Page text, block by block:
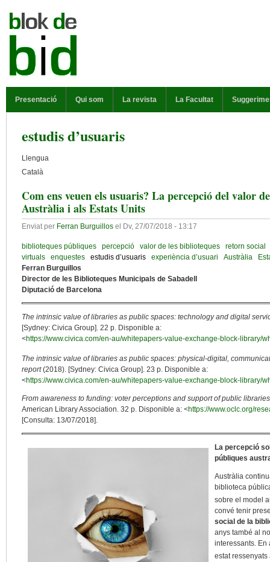
Presentació Qui som La revista La Facultat
estudis d’usuaris
Llengua
Català
Com ens veuen els usuaris? La percepció del valor
Austràlia i als Estats Units
Enviat per Ferran Burguillos el Dv, 27/07/2018 - 13:17
biblioteques públiques percepció valor de les biblioteques
retorn social
virtuals
enquestes estudis d’usuaris experiència d’usuari Austràlia
Ferran Burguillos
Director de les Biblioteques Municipals de Sabadell
Diputació de Barcelona
The intrinsic value of libraries as public spaces: technology and digital
[Sydney: Civica Group]. 22 p. Disponible a:
<https://www.civica.com/en-au/whitepapers-value-exchange-block-library/
The intrinsic value of libraries as public spaces: physical-digital,
report(2018). [Sydney: Civica Group]. 23 p. Disponible a:
<https://www.civica.com/en-au/whitepapers-value-exchange-block-library/
From awareness to funding: voter perceptions and support of public
American Library Association. 32 p. Disponible a: <https://www.oclc.org/
[Consulta: 13/07/2018].
La percepció
públiques
Austràlia
biblioteca
sobre el model
convé tenir
social de la
anys també al
interessants. En
estat